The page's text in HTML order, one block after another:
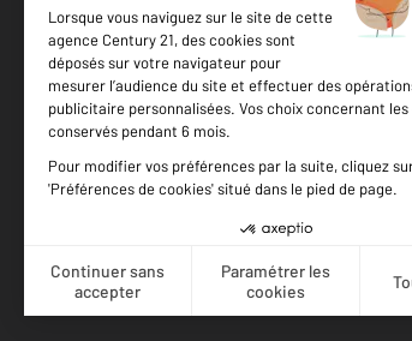
500 m ©Mappy
Votre agence est notée
Achat
Location